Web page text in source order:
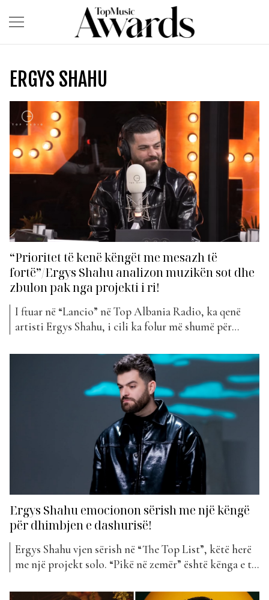
ERGYS SHAHU
“Prioritet të kenë këngët me mesazh të
fortë”/Ergys Shahu analizon muzikën sot dhe
zbulon pak nga projekti i ri!
I ftuar në “Lancio” në Top Albania Radio, ka qenë
artisti Ergys Shahu, i cili ka folur më shumë për
ardhshëm… Në fillimet e tua ke publikuar këngë si
“Kam mall për ty”, “Nga e para t’ia nisim”, “Të kam...
Ergys Shahu emocionon sërish me një këngë
për dhimbjen e dashurisë!
Ergys Shahu vjen sërish në “The Top List”, këtë herë
me një projekt solo. “Pikë në zemër” është kënga e tij
“Pikë në Zemër”, Ergys Shahu vjen me një projekt